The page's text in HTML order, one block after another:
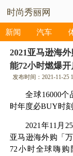
时尚秀丽网
新闻 汽车
2021亚马逊海
能72小时燃爆开
发布时间：2021-11-25
全球16000
时年度必BUY时
2021年11月
亚马逊海外购「
72小时全球嗨购